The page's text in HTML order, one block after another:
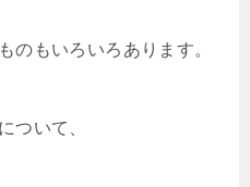
のもいろいろあります。
ついて、